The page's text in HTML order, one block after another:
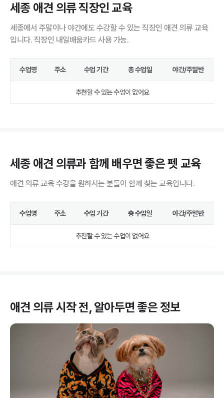
세종 애견 의류 직장인 교육
세종에서 주말이나 야간에도 수강할 수 있는 직장인 애견 의류 교육
입니다. 직장인 내일배움카드 사용 가능.
수업명 주소 수업 기간 총 수업일 야간/주말반
추천할 수 있는 수업이 없어요
세종 애견 의류과 함께 배우면 좋은 펫 교육
애견 의류 교육 수강을 원하시는 분들이 함께 찾는 교육입니다.
수업명 주소 수업 기간 총 수업일 야간/주말반
추천할 수 있는 수업이 없어요
애견 의류시작 전, 알아두면 좋은 정보